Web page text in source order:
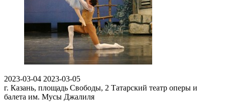
2023-03-04 2023-03-05
г. Казань, площадь Свободы, 2 Татарский театр оперы и
балета им. Мусы Джалиля